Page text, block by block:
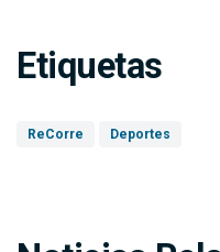
Etiquetas
ReCorre Deportes